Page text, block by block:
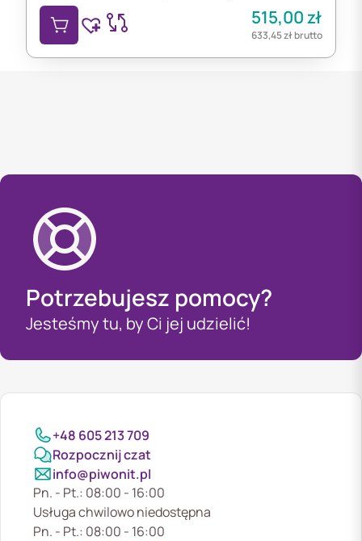
515,00 zł
633,45złbrutto
Potrzebujesz pomocy?
Jesteśmy tu, by Ci jej udzielić!
+48 605 213 709
Rozpocznij czat
info@piwonit.pl
Pn. - Pt.: 08:00 - 16:00
Usługa chwilowo niedostępna
Pn. - Pt.: 08:00 - 16:00